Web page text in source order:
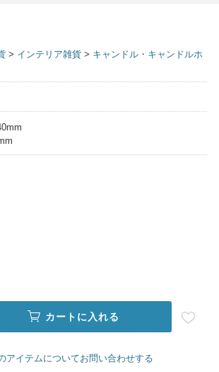
> インテリア雑貨 > キャンドル・キャンドルホ
カートに入れる
アイテムについてお問い合わせする